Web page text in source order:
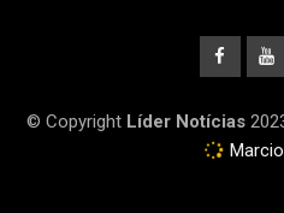
© Copyright Líder Notícias